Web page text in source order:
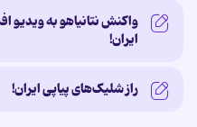
واکنش نتانیاهو به ویدیو
ایران!
راز شلیک‌های پیاپی ایران!